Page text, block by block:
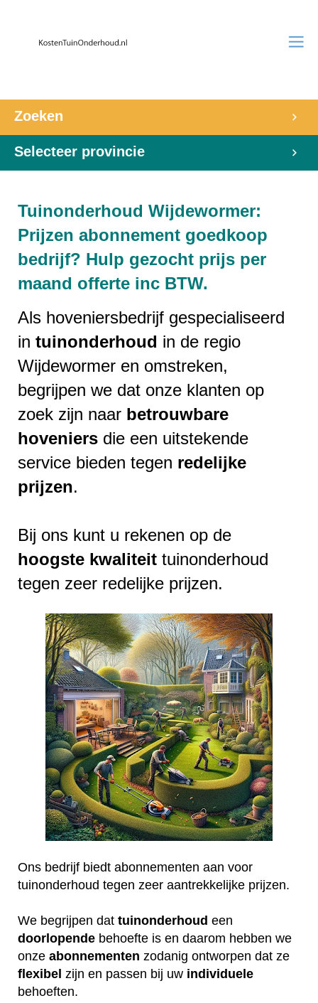
Zoeken
Selecteer provincie
Tuinonderhoud Wijdewormer:
Prijzen abonnement goedkoop
bedrijf? Hulp gezocht prijs per
maand offerte inc BTW.
Als hoveniersbedrijf gespecialiseerd
in tuinonderhoud in de regio
Wijdewormer en omstreken,
begrijpen we dat onze klanten op
zoek zijn naar betrouwbare
hoveniers die een uitstekende
service bieden tegen redelijke
prijzen.
Bij ons kunt u rekenen op de
hoogste kwaliteit tuinonderhoud
tegen zeer redelijke prijzen.
Ons bedrijf biedt abonnementen aan voor
tuinonderhoud tegen zeer aantrekkelijke prijzen.
We begrijpen dat tuinonderhoud een
doorlopende behoefte is en daarom hebben we
onze abonnementen zodanig ontworpen dat ze
flexibel zijn en passen bij uw individuele
behoeften.